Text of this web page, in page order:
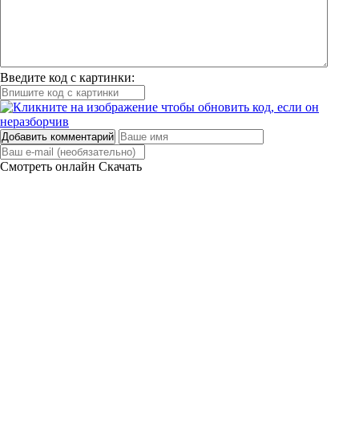
Введите код с картинки:
Добавить комментарий
Смотреть онлайн Скачать